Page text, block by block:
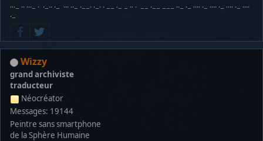
···− ·· ···− · ·−·· ·− ··· ··− ·−−· ·−· · −− ·− − ·· · −− ·−− −−− ··− ·− ···· ·− ···· ·− ···· ·− ····
·−
Wizzy
grand archiviste
traducteur
Néocréator
Messages: 19144
Peintre sans smartphone
de la Sphère Humaine